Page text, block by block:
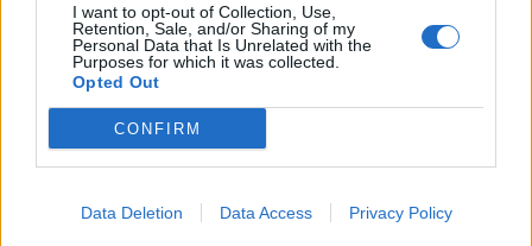
I want to opt-out of Collection, Use,
Retention, Sale, and/or Sharing of my
Personal Data that Is Unrelated with the
Purposes for which it was collected.
Opted Out
CONFIRM
Data Deletion Data Access Privacy Policy
Pasaulis
Skaudus smūgis Rusijos
energetikos pajamoms:
JAV Senatas pritarė
naujam sankcijų paketui
Pasaulis
Kremliaus: kas laukia
Rusijos pasitraukus
Vladimirui Putinui (3)